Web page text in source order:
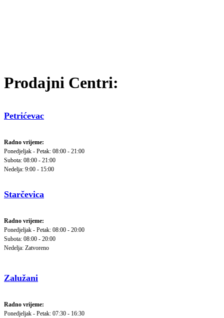
Prodajni Centri:
Petrićevac
Radno vrijeme:
Ponedjeljak - Petak: 08:00 - 21:00
Subota: 08:00 - 21:00
Nedelja: 9:00 - 15:00
Starčevica
Radno vrijeme:
Ponedjeljak - Petak: 08:00 - 20:00
Subota: 08:00 - 20:00
Nedelja: Zatvoreno
Zalužani
Radno vrijeme:
Ponedjeljak - Petak: 07:30 - 16:30